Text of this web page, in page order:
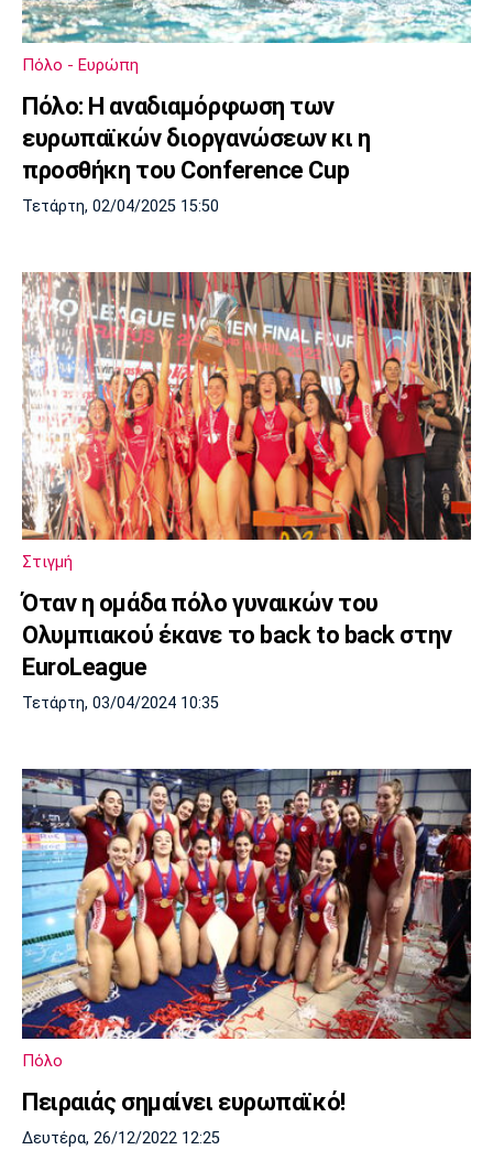
Πολιτισμός
Τραγούδια
Cine Spot
Running
Media
Παρασκήνιο
Πρόγραμμα TV
Μάντσεστερ
Γιουνάιτεντ
Τσέλσι Άρσεναλ
Λίβερπουλ
Μάντσεστερ
Σίτι
Γιουβέντους
Ίντερ Μίλαν Μπάγερν
Ντόρτμουντ
Ζερμέν
Μονακό
Ερυθρός
Αστέρας
Τότεναμ
Πόρτο Μπενφίκα
Πόλο - Ευρώπη
Πόλο: Η αναδιαμόρφωση των
ευρωπαϊκών διοργανώσεων κι η
προσθήκη του Conference Cup
Τετάρτη, 02/04/2025 15:50
Στιγμή
Όταν η ομάδα πόλο γυναικών του
Ολυμπιακού έκανε το back to back στην
EuroLeague
Τετάρτη, 03/04/2024 10:35
Πόλο
Πειραιάς σημαίνει ευρωπαϊκό!
Δευτέρα, 26/12/2022 12:25